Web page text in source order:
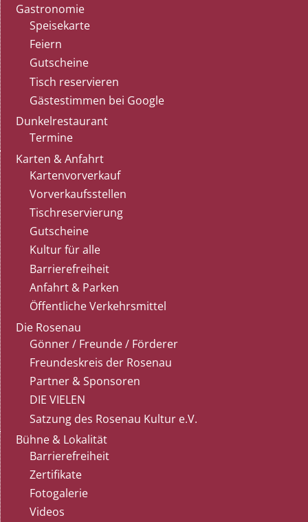
Gastronomie
Speisekarte
Feiern
Gutscheine
Tisch reservieren
Gästestimmen bei Google
Dunkelrestaurant
Termine
Karten & Anfahrt
Kartenvorverkauf
Vorverkaufsstellen
Tischreservierung
Gutscheine
Kultur für alle
Barrierefreiheit
Anfahrt & Parken
Öffentliche Verkehrsmittel
Die Rosenau
Gönner / Freunde / Förderer
Freundeskreis der Rosenau
Partner & Sponsoren
DIE VIELEN
Satzung des Rosenau Kultur e.V.
Bühne & Lokalität
Barrierefreiheit
Zertifikate
Fotogalerie
Videos